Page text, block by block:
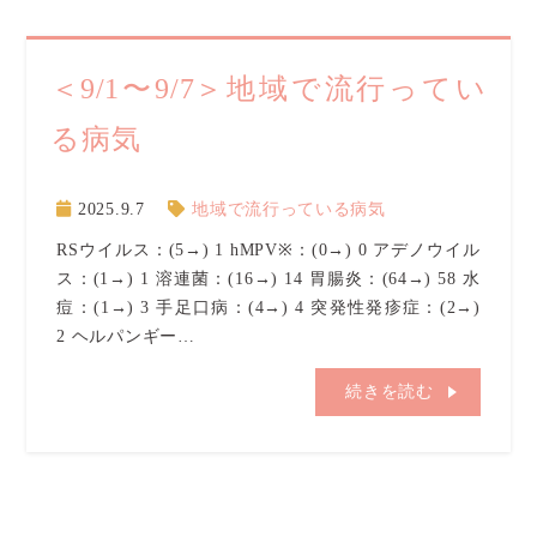
＜9/1〜9/7＞地域で流行ってい
る病気
2025.9.7 地域で流行っている病気
RSウイルス：(5→) 1 hMPV※：(0→) 0 アデノウイル
ス：(1→) 1 溶連菌：(16→) 14 胃腸炎：(64→) 58 水
痘：(1→) 3 手足口病：(4→) 4 突発性発疹症：(2→)
2 ヘルパンギー…
続きを読む